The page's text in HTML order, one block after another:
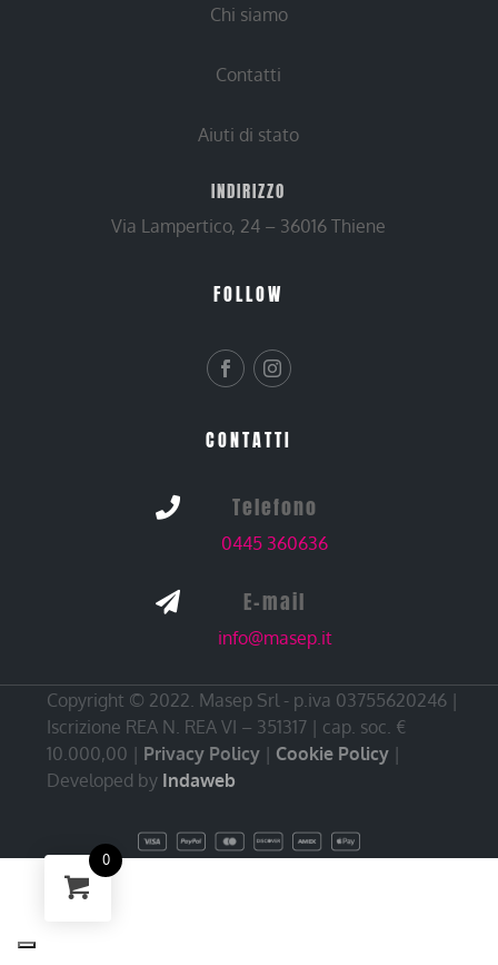
Chi siamo
Contatti
Aiuti di stato
INDIRIZZO
Via Lampertico, 24 – 36016 Thiene
FOLLOW
CONTATTI
 Telefono
0445 360636
 E-mail
info@masep.it
Copyright © 2022. Masep Srl - p.iva 03755620246 |
Iscrizione REA N. REA VI – 351317 | cap. soc. €
10.000,00 | Privacy Policy | Cookie Policy |
Developed by Indaweb
0